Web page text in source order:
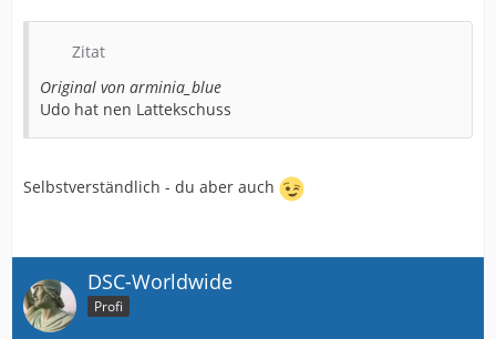
Zitat
Original von arminia_blue
Udo hat nen Lattekschuss
Selbstverständlich - du aber auch
DSC-Worldwide
Profi